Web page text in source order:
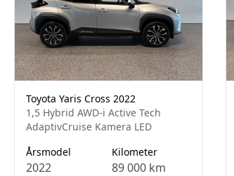
Toyota Yaris Cross 2022
1,5 Hybrid AWD-i Active Tech
AdaptivCruise Kamera LED
Årsmodel
2022
Kilometer
89 000 km